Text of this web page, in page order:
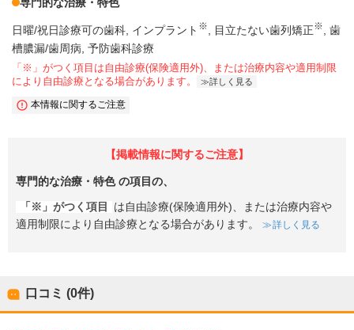
日曜/祝日診療可の歯科 インプラント ※ 目立たない歯列矯正※
歯
槽膿漏/歯周病 予防歯科診療
「※」がつく項目は自由診療(保険適用外)、または治療内容や適用制限
により自由診療となる場合があります。
詳しく見る
本情報に関するご注意
【掲載情報に関するご注意】
専門的な治療・特色の項目の、
「※」がつく項目
は自由診療(保険適用外)、または治療内容や
適用制限により自由診療となる場合があります。
詳しく見る
口コミ (0件)